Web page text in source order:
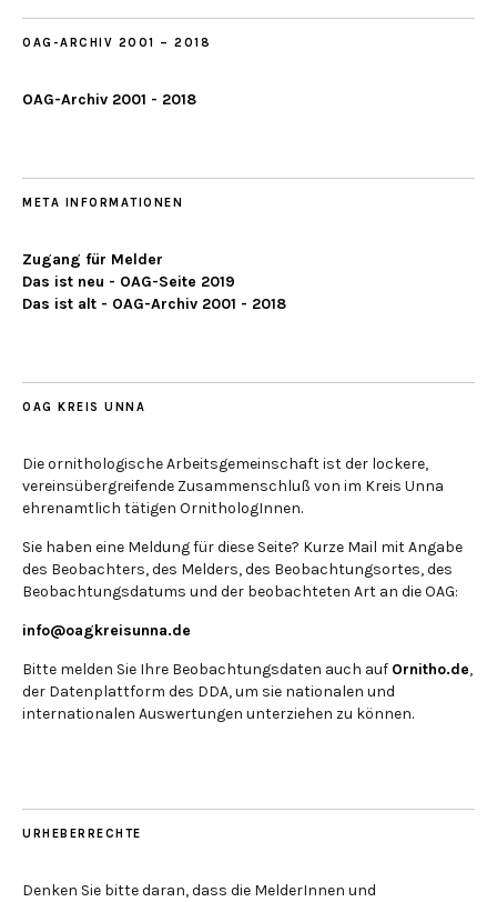
OAG-ARCHIV 2001 – 2018
OAG-Archiv 2001 - 2018
META INFORMATIONEN
Zugang für Melder
Das ist neu - OAG-Seite 2019
Das ist alt - OAG-Archiv 2001 - 2018
OAG KREIS UNNA
Die ornithologische Arbeitsgemeinschaft ist der lockere,
vereinsübergreifende Zusammenschluß von im Kreis Unna
ehrenamtlich tätigen OrnithologInnen.
Sie haben eine Meldung für diese Seite? Kurze Mail mit Angabe
des Beobachters, des Melders, des Beobachtungsortes, des
Beobachtungsdatums und der beobachteten Art an die OAG:
info@oagkreisunna.de
Bitte melden Sie Ihre Beobachtungsdaten auch auf Ornitho.de,
der Datenplattform des DDA, um sie nationalen und
internationalen Auswertungen unterziehen zu können.
URHEBERRECHTE
Denken Sie bitte daran, dass die MelderInnen und